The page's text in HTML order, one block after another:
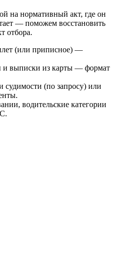
на нормативный акт, где он
— поможем восстановить
отбора.
(или приписное) —
и выписки из карты — формат
судимости (по запросу) или
водительские категории